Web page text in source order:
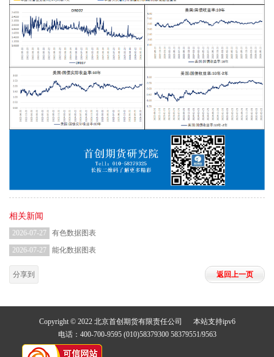
相关新闻
2026-07-27 有色数据图表
2026-07-27 能化数据图表
分享到 返回上一页
Copyright © 2022 北京首创期货有限责任公司 本站支持ipv6
电话：400-700-9595 (010)58379300 58379551/9563